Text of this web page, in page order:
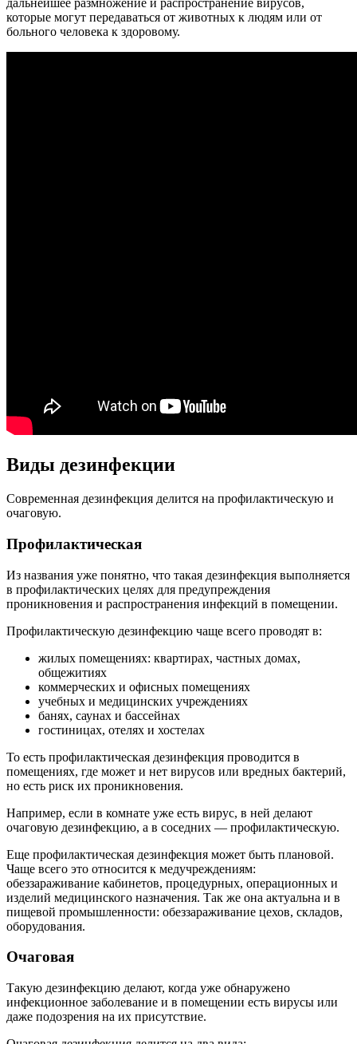
дальнейшее размножение и распространение вирусов,
которые могут передаваться от животных к людям или от
больного человека к здоровому.
Виды дезинфекции
Современная дезинфекция делится на профилактическую и
очаговую.
Профилактическая
Из названия уже понятно, что такая дезинфекция выполняется
в профилактических целях для предупреждения
проникновения и распространения инфекций в помещении.
Профилактическую дезинфекцию чаще всего проводят в:
жилых помещениях: квартирах, частных домах,
общежитиях
коммерческих и офисных помещениях
учебных и медицинских учреждениях
банях, саунах и бассейнах
гостиницах, отелях и хостелах
То есть профилактическая дезинфекция проводится в
помещениях, где может и нет вирусов или вредных бактерий,
но есть риск их проникновения.
Например, если в комнате уже есть вирус, в ней делают
очаговую дезинфекцию, а в соседних — профилактическую.
Еще профилактическая дезинфекция может быть плановой.
Чаще всего это относится к медучреждениям:
обеззараживание кабинетов, процедурных, операционных и
изделий медицинского назначения. Так же она актуальна и в
пищевой промышленности: обеззараживание цехов, складов,
оборудования.
Очаговая
Такую дезинфекцию делают, когда уже обнаружено
инфекционное заболевание и в помещении есть вирусы или
даже подозрения на их присутствие.